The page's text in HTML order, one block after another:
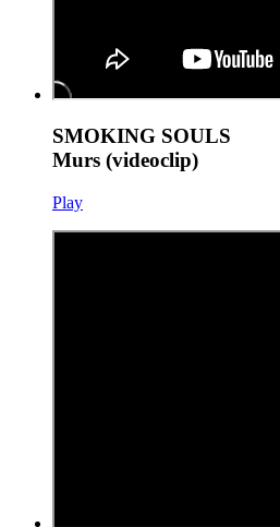
SMOKING SOULS
Murs (videoclip)
Play